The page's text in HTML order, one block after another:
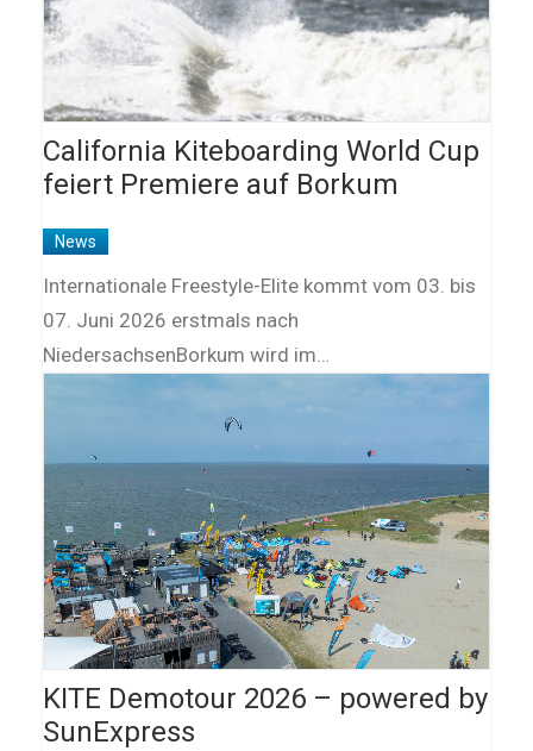
California Kiteboarding World Cup
feiert Premiere auf Borkum
News
Internationale Freestyle-Elite kommt vom 03. bis
07. Juni 2026 erstmals nach
NiedersachsenBorkum wird im…
KITE Demotour 2026 – powered by
SunExpress